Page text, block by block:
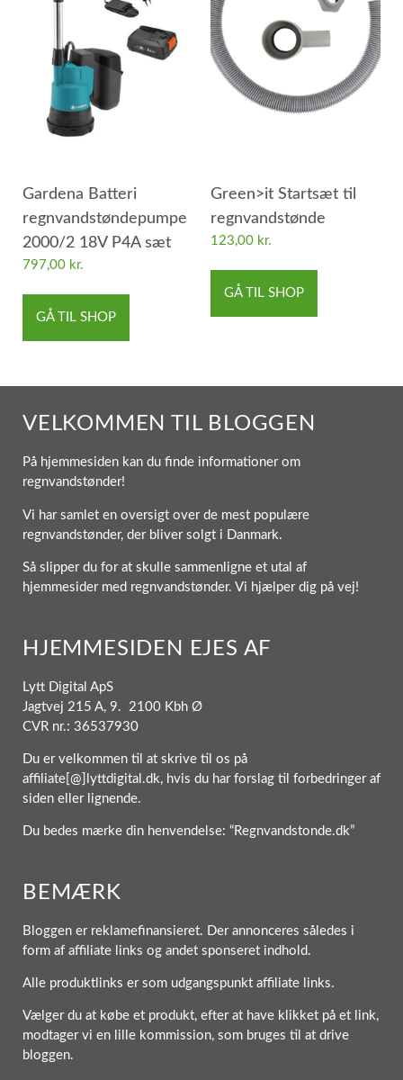
Gardena Batteri
regnvandstøndepumpe
2000/2 18V P4A sæt
797,00 kr.
GÅ TIL SHOP
Green>it Startsæt til
regnvandstønde
123,00 kr.
GÅ TIL SHOP
VELKOMMEN TIL BLOGGEN
På hjemmesiden kan du finde informationer om
regnvandstønder!
Vi har samlet en oversigt over de mest populære
regnvandstønder, der bliver solgt i Danmark.
Så slipper du for at skulle sammenligne et utal af
hjemmesider med regnvandstønder. Vi hjælper dig på vej!
HJEMMESIDEN EJES AF
Lytt Digital ApS
Jagtvej 215 A, 9. 2100 Kbh Ø
CVR nr.: 36537930
Du er velkommen til at skrive til os på
affiliate[@]lyttdigital.dk, hvis du har forslag til forbedringer af
siden eller lignende.
Du bedes mærke din henvendelse: “Regnvandstonde.dk”
BEMÆRK
Bloggen er reklamefinansieret. Der annonceres således i
form af affiliate links og andet sponseret indhold.
Alle produktlinks er som udgangspunkt affiliate links.
Vælger du at købe et produkt, efter at have klikket på et link,
modtager vi en lille kommission, som bruges til at drive
bloggen.